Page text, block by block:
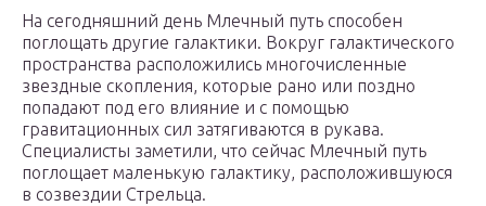
На сегодняшний день Млечный путь способен
поглощать другие галактики. Вокруг галактического
пространства расположились многочисленные
звездные скопления, которые рано или поздно
попадают под его влияние и с помощью
гравитационных сил затягиваются в рукава.
Специалисты заметили, что сейчас Млечный путь
поглощает маленькую галактику, расположившуюся
в созвездии Стрельца.